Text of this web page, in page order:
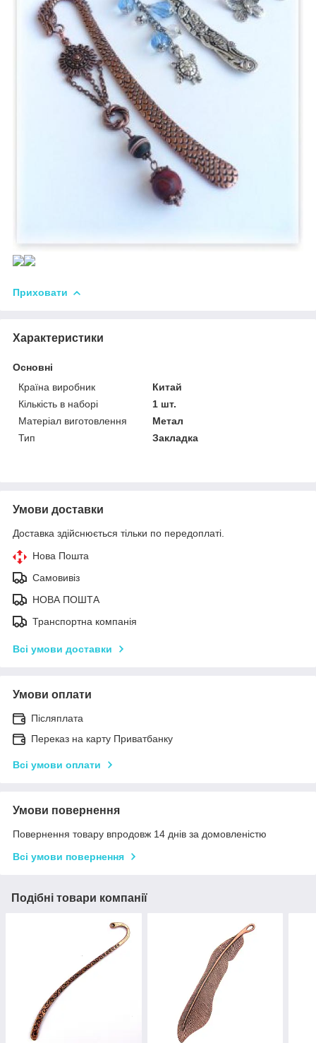
Приховати
Характеристики
Основні
Країна виробник
Китай
Кількість в наборі
1 шт.
Матеріал виготовлення
Метал
Тип
Закладка
Умови доставки
Доставка здійснюється тільки по передоплаті.
Нова Пошта
Самовивіз
НОВА ПОШТА
Транспортна компанія
Всі умови доставки
Умови оплати
Післяплата
Переказ на карту Приватбанку
Всі умови оплати
Умови повернення
Повернення товару впродовж 14 днів за домовленістю
Всі умови повернення
Подібні товари компанії